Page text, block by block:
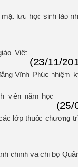
lưu học sinh lào
Việt
(23/11/
Vĩnh Phúc nhiệm
viên năm học
(25/
lớp thuộc chương
chính và chi bộ